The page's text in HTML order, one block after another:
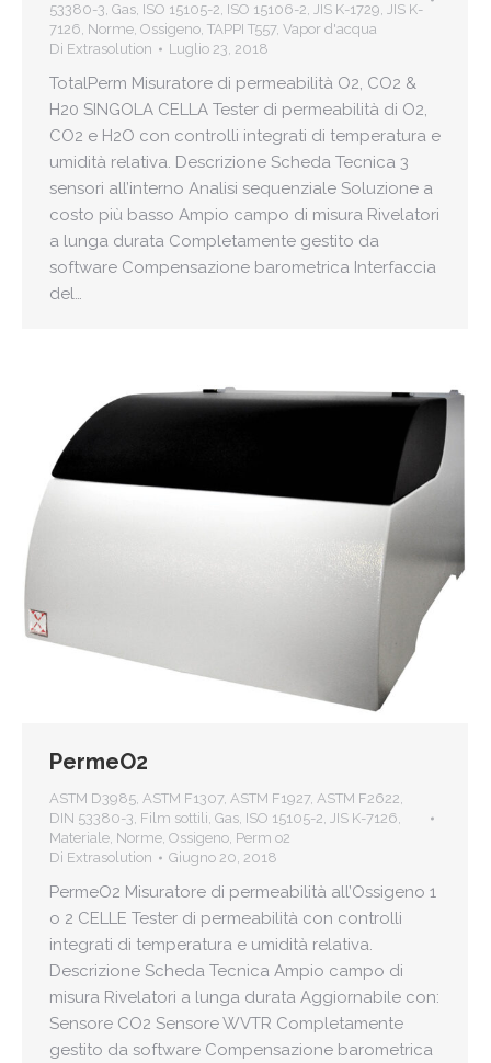
53380-3, Gas, ISO 15105-2, ISO 15106-2, JIS K-1729, JIS K-
7126, Norme, Ossigeno, TAPPI T557, Vapor d'acqua
Di Extrasolution Luglio 23, 2018
TotalPerm Misuratore di permeabilità O2, CO2 &
H20 SINGOLA CELLA Tester di permeabilità di O2,
CO2 e H2O con controlli integrati di temperatura e
umidità relativa. Descrizione Scheda Tecnica 3
sensori all’interno Analisi sequenziale Soluzione a
costo più basso Ampio campo di misura Rivelatori
a lunga durata Completamente gestito da
software Compensazione barometrica Interfaccia
del…
PermeO2
ASTM D3985, ASTM F1307, ASTM F1927, ASTM F2622,
DIN 53380-3, Film sottili, Gas, ISO 15105-2, JIS K-7126,
Materiale, Norme, Ossigeno, Perm o2
Di Extrasolution Giugno 20, 2018
PermeO2 Misuratore di permeabilità all’Ossigeno 1
o 2 CELLE Tester di permeabilità con controlli
integrati di temperatura e umidità relativa.
Descrizione Scheda Tecnica Ampio campo di
misura Rivelatori a lunga durata Aggiornabile con:
Sensore CO2 Sensore WVTR Completamente
gestito da software Compensazione barometrica